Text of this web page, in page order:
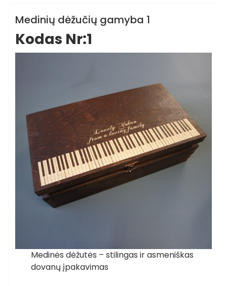
Medinės dėžutės
Medinių dėžučių gamyba 1
Kodas Nr:1
Medinės dėžutės – stilingas ir asmeniškas
dovanų įpakavimas